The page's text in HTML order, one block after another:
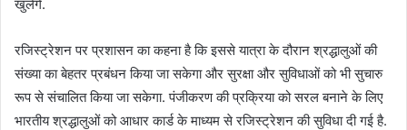
खुलेंगे.
रजिस्ट्रेशन पर प्रशासन का कहना है कि इससे यात्रा के दौरान श्रद्धालुओं की
संख्या का बेहतर प्रबंधन किया जा सकेगा और सुरक्षा और सुविधाओं को भी सुचारु
रूप से संचालित किया जा सकेगा. पंजीकरण की प्रक्रिया को सरल बनाने के लिए
भारतीय श्रद्धालुओं को आधार कार्ड के माध्यम से रजिस्ट्रेशन की सुविधा दी गई है.